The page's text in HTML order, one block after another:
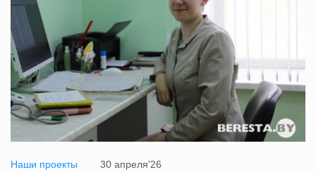
Наши проекты 30 апреля'26